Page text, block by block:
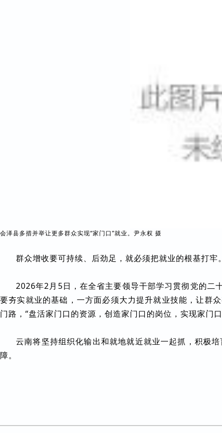
会泽县多措并举让更多群众实现“家门口”就业。尹永权 摄
群众增收要可持续、后劲足，就必须把就业的根基打牢
2026年2月5日，在全省主要领导干部学习贯彻党的二
要夯实就业的基础，一方面必须大力提升就业技能，让群
门路，“盘活家门口的资源，创造家门口的岗位，实现家门
云南将坚持组织化输出和就地就近就业一起抓，积极
障。